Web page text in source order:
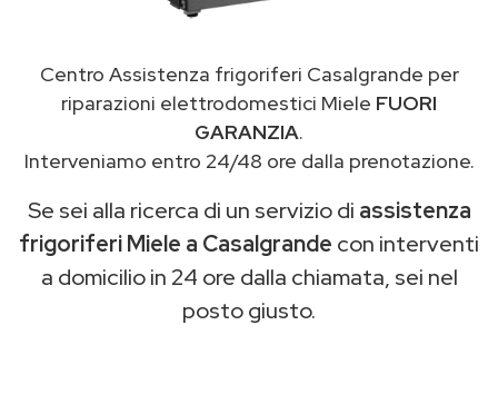
Centro Assistenza frigoriferi Casalgrande per
riparazioni elettrodomestici Miele FUORI
GARANZIA.
Interveniamo entro 24/48 ore dalla prenotazione.
Se sei alla ricerca di un servizio di assistenza
frigoriferi Miele a Casalgrande con interventi
a domicilio in 24 ore dalla chiamata, sei nel
posto giusto.